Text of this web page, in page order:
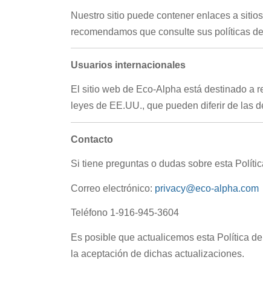
Nuestro sitio puede contener enlaces a
recomendamos que consulte sus políticas
Usuarios internacionales
El sitio web de Eco-Alpha está destinado a
leyes de EE.UU., que pueden diferir de las
Contacto
Si tiene preguntas o dudas sobre esta
Correo electrónico: privacy@eco-alpha.com
Teléfono 1-916-945-3604
Es posible que actualicemos esta Política
la aceptación de dichas actualizaciones.